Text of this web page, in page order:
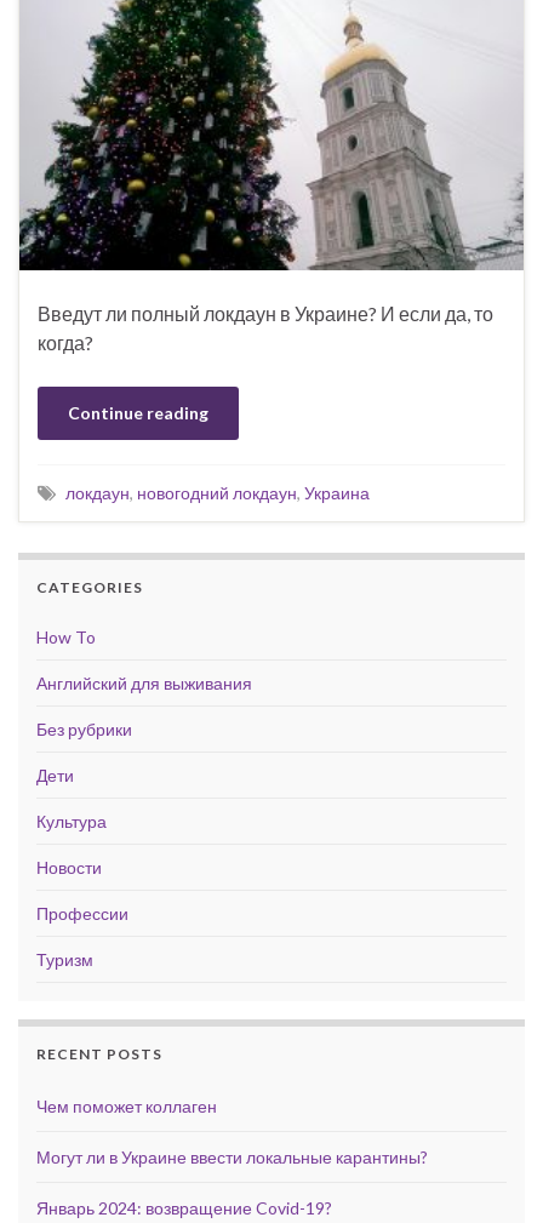
Введут ли полный локдаун в Украине? И если да, то
когда?
Continue reading
локдаун, новогодний локдаун, Украина
CATEGORIES
How To
Английский для выживания
Без рубрики
Дети
Культура
Новости
Профессии
Туризм
RECENT POSTS
Чем поможет коллаген
Могут ли в Украине ввести локальные карантины?
Январь 2024: возвращение Covid-19?